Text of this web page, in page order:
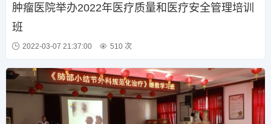
肿瘤医院举办2022年医疗质量和医疗安全管理培训
班
2022-03-07 21:37:00 510 次